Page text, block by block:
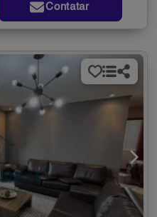
Contatar